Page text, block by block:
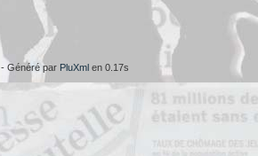
- Généré par PluXml en 0.17s